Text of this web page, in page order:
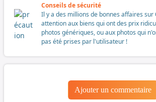
Conseils de sécurité
Il y a des millions de bonnes affaires sur
attention aux biens qui ont des prix
photos génériques, ou aux photos qui
pas été prises par l'utilisateur !
Ajouter un commentaire